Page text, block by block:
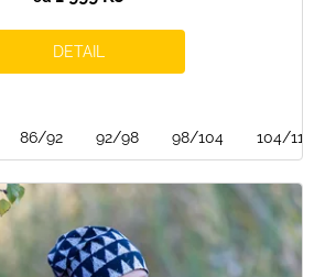
DETAIL
86/92 92/98 98/104 104/110